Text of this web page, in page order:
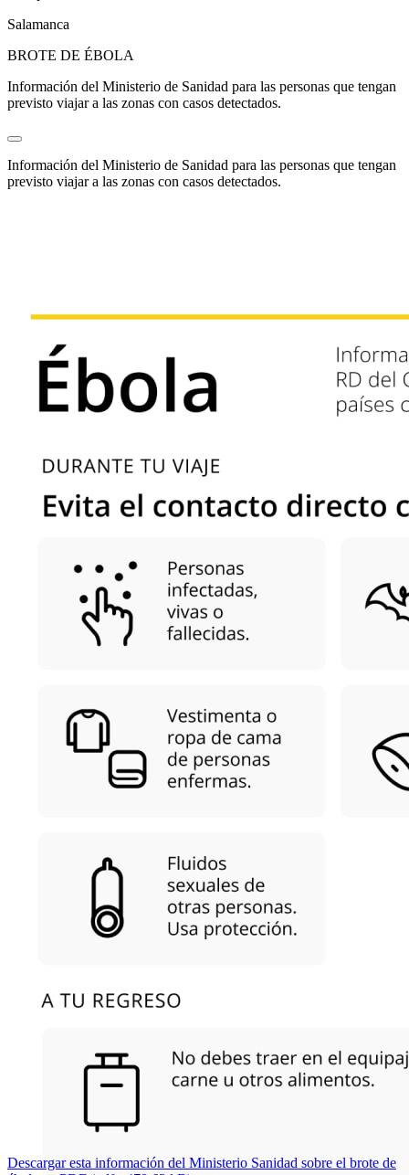
Salamanca
BROTE DE ÉBOLA
Información del Ministerio de Sanidad para las personas que tengan
previsto viajar a las zonas con casos detectados.
Información del Ministerio de Sanidad para las personas que tengan
previsto viajar a las zonas con casos detectados.
Descargar esta información del Ministerio Sanidad sobre el brote de